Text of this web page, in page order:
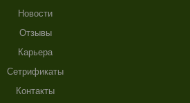
Новости
Отзывы
Карьера
Сетрификаты
Контакты